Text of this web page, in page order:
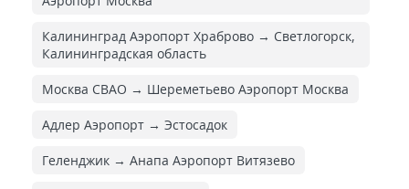
Калининград Аэропорт Храброво → Светлогорск,
Калининградская область
Москва СВАО → Шереметьево Аэропорт Москва
Адлер Аэропорт → Эстосадок
Геленджик → Анапа Аэропорт Витязево